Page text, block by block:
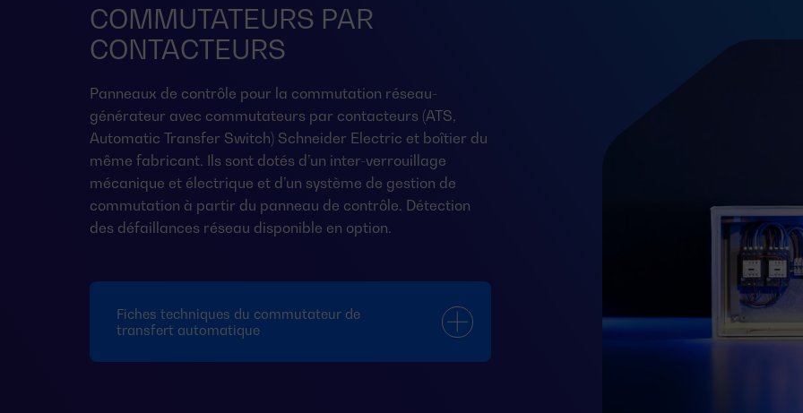
COMMUTATEURS PAR
CONTACTEURS
Panneaux de contrôle pour la commutation réseau-
générateur avec commutateurs par contacteurs (ATS,
Automatic Transfer Switch) Schneider Electric et boîtier du
même fabricant. Ils sont dotés d’un inter-verrouillage
mécanique et électrique et d’un système de gestion de
commutation à partir du panneau de contrôle. Détection
des défaillances réseau disponible en option.
Fiches techniques du commutateur de
transfert automatique